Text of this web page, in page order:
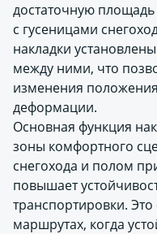
достаточную
с гусеницами
накладки
между ними, что
изменения
деформации.
Основная функция
зоны комфортного
снегохода и полом
повышает
транспортировки.
маршрутах, когда